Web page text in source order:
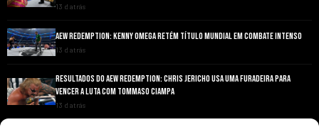
13 d atrás
AEW REDEMPTION: KENNY OMEGA RETÉM TÍTULO MUNDIAL EM COMBATE INTENSO
13 d atrás
RESULTADOS DO AEW REDEMPTION: CHRIS JERICHO USA UMA FURADEIRA PARA
VENCER A LUTA COM TOMMASO CIAMPA
13 d atrás